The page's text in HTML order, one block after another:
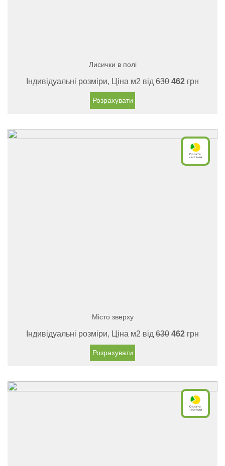
Лисички в полі
Індивідуальні розміри, Ціна м2 від 630 462 грн
Розрахувати
Місто зверху
Індивідуальні розміри, Ціна м2 від 630 462 грн
Розрахувати